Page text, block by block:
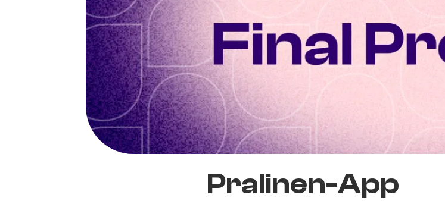
Pralinen-App